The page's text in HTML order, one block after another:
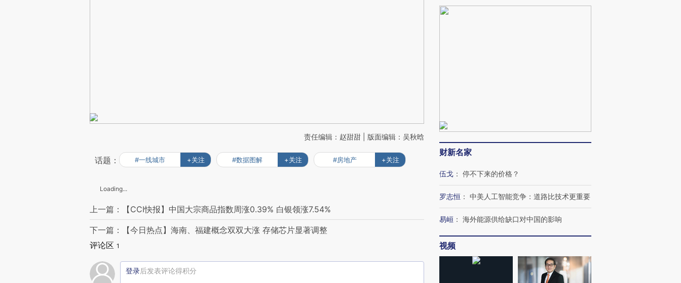
责任编辑：赵甜甜 | 版面编辑：吴秋晗
话题： #一线城市 +关注 #数据图解 +关注 #房地产 +关注
Loading...
上一篇：【CCI快报】中国大宗商品指数周涨0.39% 白银领涨7.54%
下一篇：【今日热点】海南、福建概念双双大涨 存储芯片显著调整
评论区 1
登录后发表评论得积分
财新名家
伍戈 ： 停不下来的价格？
罗志恒 ： 中美人工智能竞争：道路比技术更重要
易峘 ： 海外能源供给缺口对中国的影响
视频